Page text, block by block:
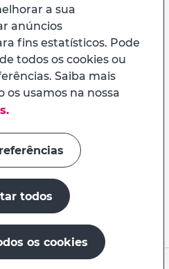
online
a sua
anúncios
fins estatísticos. Pode
todos os cookies ou
Saiba mais
os usamos na nossa
todos
os cookies